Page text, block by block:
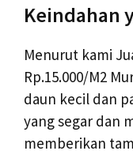
Keindahan
Menurut kami
Rp.15.000/M2
daun kecil dan
yang segar dan
memberikan